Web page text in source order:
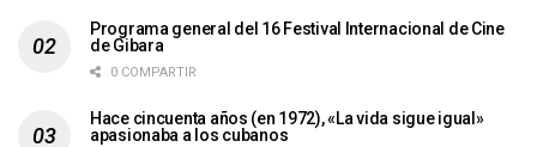
Programa general del 16 Festival Internacional de Cine
de Gibara
0 COMPARTIR
Hace cincuenta años (en 1972), «La vida sigue igual»
apasionaba a los cubanos